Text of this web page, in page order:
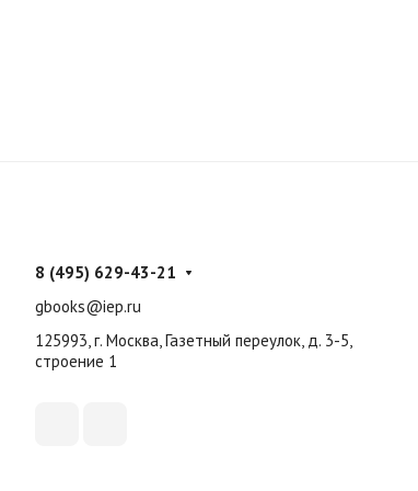
8 (495) 629-43-21
gbooks@iep.ru
125993, г. Москва, Газетный переулок, д. 3-5,
строение 1